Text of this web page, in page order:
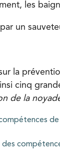
les
un
la
cinq
de la
des